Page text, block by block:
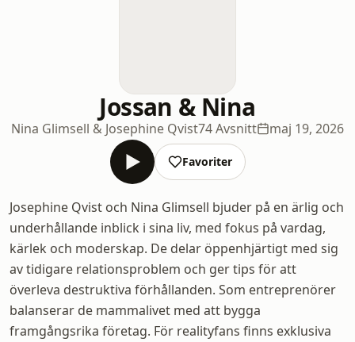
Jossan & Nina
Nina Glimsell & Josephine Qvist74 Avsnitt maj 19, 2026
Favoriter
Josephine Qvist och Nina Glimsell bjuder på en ärlig och
underhållande inblick i sina liv, med fokus på vardag,
kärlek och moderskap. De delar öppenhjärtigt med sig
av tidigare relationsproblem och ger tips för att
överleva destruktiva förhållanden. Som entreprenörer
balanserar de mammalivet med att bygga
framgångsrika företag. För realityfans finns exklusiva